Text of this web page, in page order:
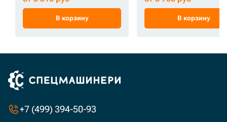
В корзину В корзину
+7 (499) 394-50-93